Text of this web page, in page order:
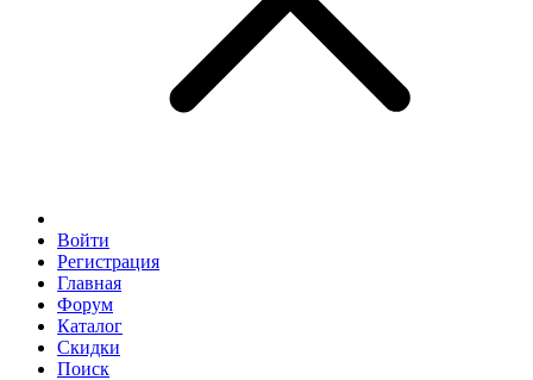
Войти
Регистрация
Главная
Форум
Каталог
Скидки
Поиск